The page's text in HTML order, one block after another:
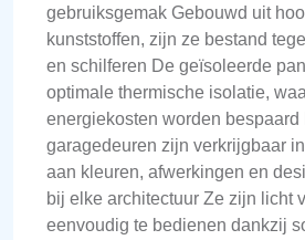
gebruiksgemak Gebouwd uit
kunststoffen, zijn ze bestand
en schilferen De geïsoleerde
optimale thermische isolatie,
energiekosten worden bespaard
garagedeuren zijn verkrijgbaar
aan kleuren, afwerkingen en
bij elke architectuur Ze zijn licht
eenvoudig te bedienen dankzij